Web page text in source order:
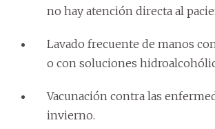
no hay atención directa al
Lavado frecuente de manos
o con soluciones
Vacunación contra las
invierno.